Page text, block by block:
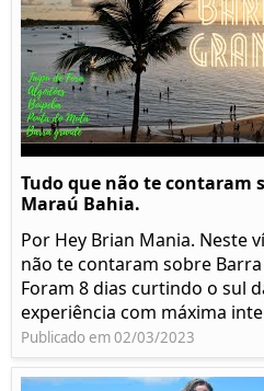
Tudo que não te contaram
Maraú Bahia.
Por Hey Brian Mania. Neste
não te contaram sobre
Foram 8 dias curtindo o sul
experiência com máxima
Publicado em 02/03/2023